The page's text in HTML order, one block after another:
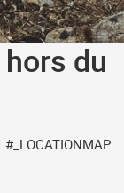
du
#_LOCATIONMAP